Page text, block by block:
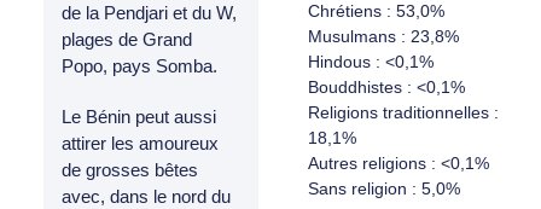
de la Pendjari et du W,
plages de Grand
Popo, pays Somba.
Le Bénin peut aussi
attirer les amoureux
de grosses bêtes
avec, dans le nord du
Chrétiens : 53,0%
Musulmans : 23,8%
Hindous : <0,1%
Bouddhistes : <0,1%
Religions traditionnelles :
18,1%
Autres religions : <0,1%
Sans religion : 5,0%